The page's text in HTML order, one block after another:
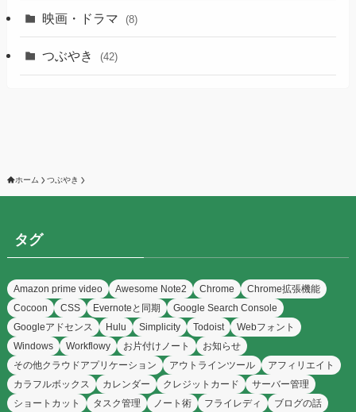
映画・ドラマ (8)
つぶやき (42)
ホーム つぶやき
タグ
Amazon prime video Awesome Note2 Chrome
Chrome拡張機能
Cocoon
CSS Evernoteと同期
Google Search Console
Googleアドセンス
Hulu Simplicity Todoist
Webフォント
Windows
Workflowy お片付けノート
お知らせ
その他クラウドアプリケーション
アウトラインツール
アフィリエイト
カラフルボックス
カレンダー クレジットカード
サーバー管理
ショートカット
タスク管理 ノート術 フライレディ ブログの話